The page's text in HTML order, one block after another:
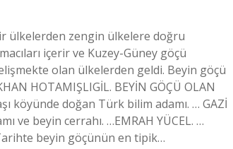
ülkelerden zengin ülkelere doğru
içerir ve Kuzey-Güney göçü
olan ülkelerden geldi. Beyin göçü
HOTAMIŞLIGİL. BEYİN GÖÇÜ OLAN
köyünde doğan Türk bilim adamı. … GAZİ
ve beyin cerrahı. …EMRAH YÜCEL. …
Tarihte beyin göçünün en tipik…